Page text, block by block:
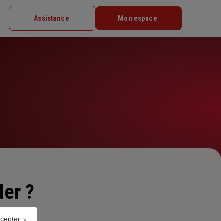
Assistance Mon espace
?